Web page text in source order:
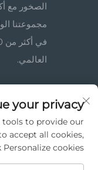
العالمي.
your privacy
tools to provide our
accept all cookies,
Personalize cookies.